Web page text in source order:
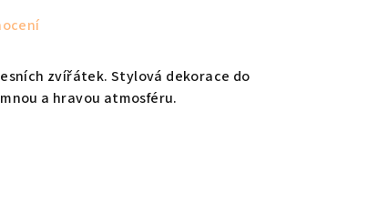
zvířátek. Stylová dekorace do
a hravou atmosféru.